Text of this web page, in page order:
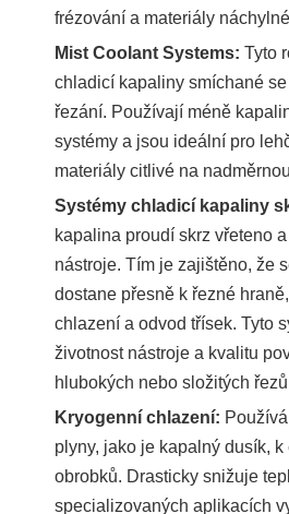
frézování a materiály
Mist Coolant Systems: Tyto
chladicí kapaliny smíchané
řezání. Používají méně
systémy a jsou ideální pro
materiály citlivé na
Systémy chladicí kapaliny
kapalina proudí skrz vřeteno
nástroje. Tím je zajištěno, že
dostane přesně k řezné
chlazení a odvod třísek. Tyto
životnost nástroje a kvalitu
hlubokých nebo složitých
Kryogenní chlazení:
plyny, jako je kapalný dusík,
obrobků. Drasticky snižuje
specializovaných aplikacích